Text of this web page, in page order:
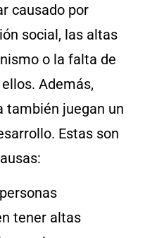
causado por
social, las altas
o la falta de
Además,
también juegan un
Estas son
tener altas